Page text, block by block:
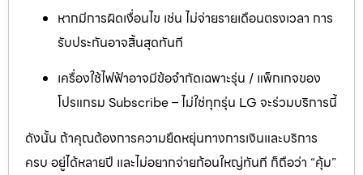
หากมีการผิดเงื่อนไข เช่น ไม่จ่ายรายเดือนตรงเวลา การ
รับประกันอาจสิ้นสุดทันที
เครื่องใช้ไฟฟ้าอาจมีข้อจำกัดเฉพาะรุ่น / แพ็กเกจของ
โปรแกรม Subscribe – ไม่ใช่ทุกรุ่น LG จะร่วมบริการนี้
ดังนั้น ถ้าคุณต้องการความยืดหยุ่นทางการเงินและบริการ
ครบ อยู่ได้หลายปี และไม่อยากจ่ายก้อนใหญ่ทันที ก็ถือว่า “คุ้ม”